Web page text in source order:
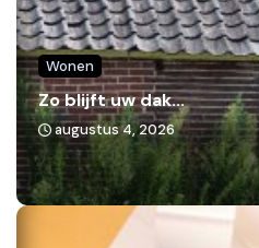
Wonen
Zo blijft uw dak...
augustus 4, 2026